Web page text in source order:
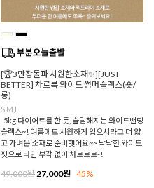
[🏆3만장돌파 시원한소재✨][JUST
BETTER] 차르륵 와이드 썸머슬랙스(숏/
롱)
S,M,L
-5kg 다이어트를 한 듯, 슬림해지는 와이드밴딩
슬랙스~! 여름에도 시원하게 입으시라고 더 얇
고 가벼운 소재로 준비햇어요~~ 낙낙한 와이드
핏으로 라인 부각 없이 차르르르-!
49,000원 27,000원 45%